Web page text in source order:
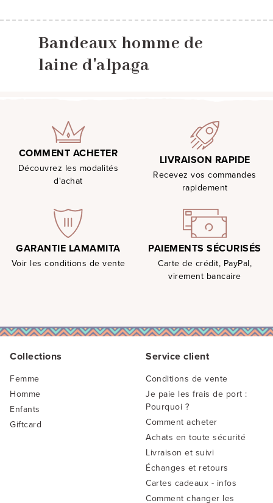
Bandeaux homme de
laine d'alpaga
COMMENT ACHETER
Découvrez les modalités
d'achat
LIVRAISON RAPIDE
Recevez vos commandes
rapidement
GARANTIE LAMAMITA
Voir les conditions de vente
PAIEMENTS SÉCURISÉS
Carte de crédit, PayPal,
virement bancaire
Collections
Femme
Homme
Enfants
Giftcard
Service client
Conditions de vente
Je paie les frais de port :
Pourquoi ?
Comment acheter
Achats en toute sécurité
Livraison et suivi
Échanges et retours
Cartes cadeaux - infos
Comment changer les